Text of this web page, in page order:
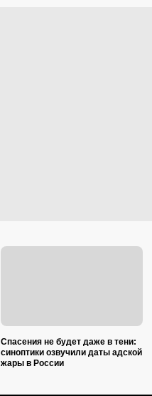
Спасения не будет даже в тени:
синоптики озвучили даты адской
жары в России